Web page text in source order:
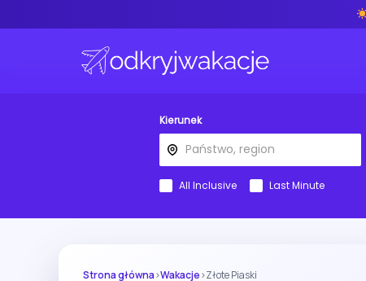
Kierunek
All Inclusive Last Minute
Strona główna›Wakacje›Złote Piaski